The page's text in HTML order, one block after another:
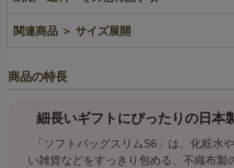
¥2,860税込 ¥2,860
関連商品 ＞ サイズ展開
商品の特長
細長いギフトにぴったりの日本
「ソフトバッグスリムS6」は、化粧水
い雑貨などをすっきり包める、不織布製